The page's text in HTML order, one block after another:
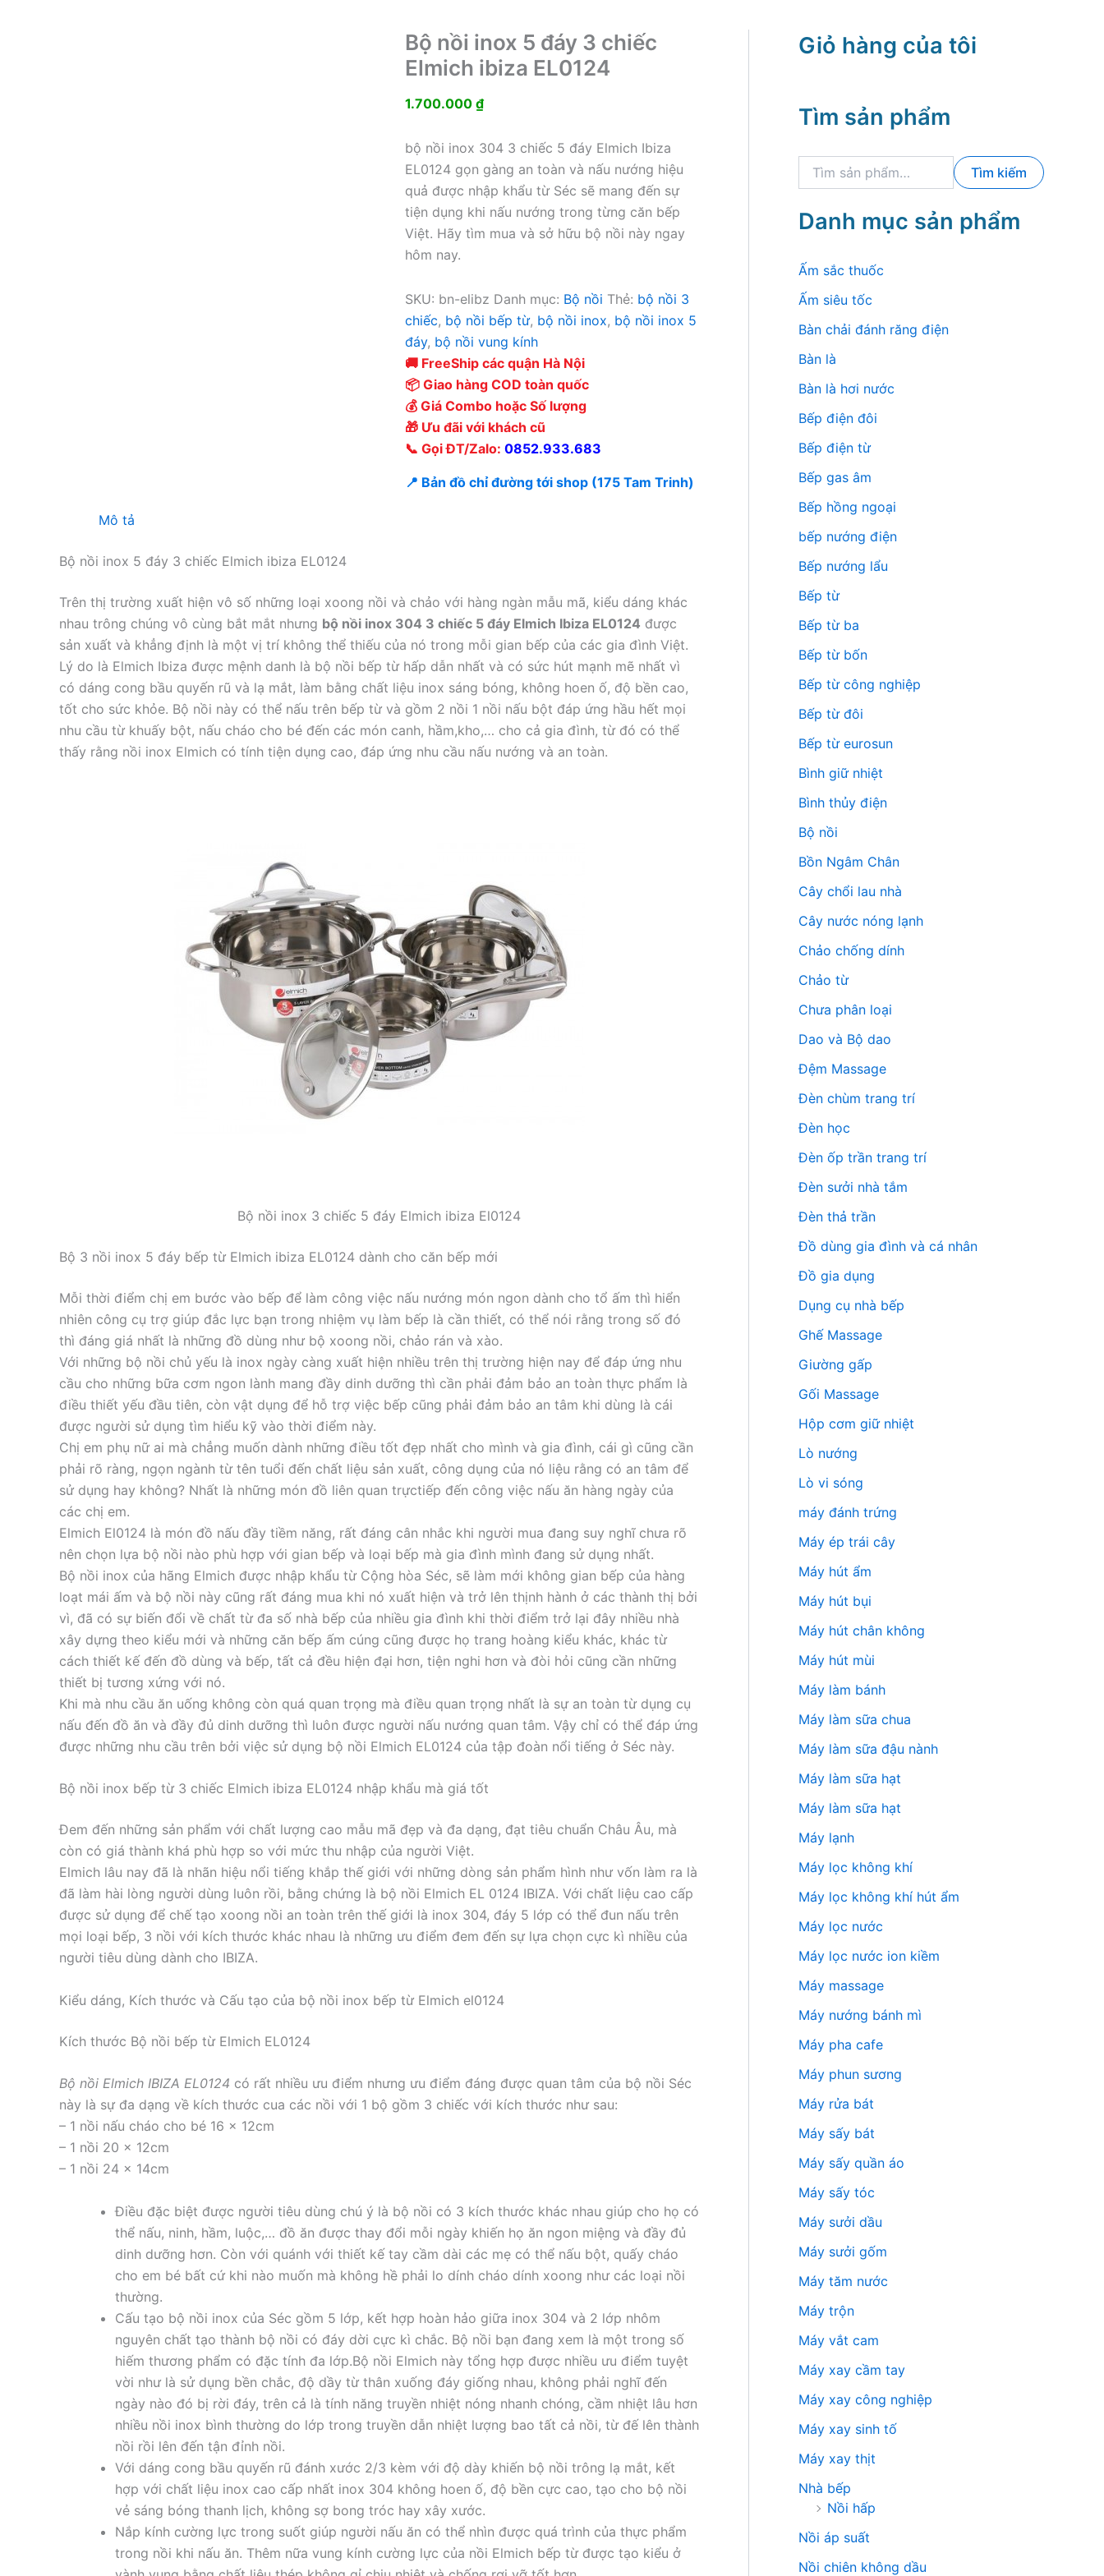
Bộ nồi inox 5 đáy 3 chiếc
Elmich ibiza EL0124
1.700.000 ₫
bộ nồi inox 304 3 chiếc 5 đáy Elmich Ibiza
EL0124 gọn gàng an toàn và nấu nướng hiệu
quả được nhập khẩu từ Séc sẽ mang đến sự
tiện dụng khi nấu nướng trong từng căn bếp
Việt. Hãy tìm mua và sở hữu bộ nồi này ngay
hôm nay.
SKU: bn-elibz Danh mục: Bộ nồi Thẻ: bộ nồi 3
chiếc, bộ nồi bếp từ, bộ nồi inox, bộ nồi inox 5
đáy, bộ nồi vung kính
🚚 FreeShip các quận Hà Nội
📦 Giao hàng COD toàn quốc
💰 Giá Combo hoặc Số lượng
🎁 Ưu đãi với khách cũ
📞 Gọi ĐT/Zalo: 0852.933.683
📍 Bản đồ chỉ đường tới shop (175 Tam Trinh)
Mô tả
Bộ nồi inox 5 đáy 3 chiếc Elmich ibiza EL0124
Trên thị trường xuất hiện vô số những loại xoong nồi và chảo với hàng ngàn mẫu mã, kiểu dáng khác
nhau trông chúng vô cùng bắt mắt nhưng bộ nồi inox 304 3 chiếc 5 đáy Elmich Ibiza EL0124 được
sản xuất và khẳng định là một vị trí không thể thiếu của nó trong mỗi gian bếp của các gia đình Việt.
Lý do là Elmich Ibiza được mệnh danh là bộ nồi bếp từ hấp dẫn nhất và có sức hút mạnh mẽ nhất vì
có dáng cong bầu quyến rũ và lạ mắt, làm bằng chất liệu inox sáng bóng, không hoen ố, độ bền cao,
tốt cho sức khỏe. Bộ nồi này có thể nấu trên bếp từ và gồm 2 nồi 1 nồi nấu bột đáp ứng hầu hết mọi
nhu cầu từ khuấy bột, nấu cháo cho bé đến các món canh, hầm,kho,… cho cả gia đình, từ đó có thể
thấy rằng nồi inox Elmich có tính tiện dụng cao, đáp ứng nhu cầu nấu nướng và an toàn.
Bộ nồi inox 3 chiếc 5 đáy Elmich ibiza El0124
Bộ 3 nồi inox 5 đáy bếp từ Elmich ibiza EL0124 dành cho căn bếp mới
Mỗi thời điểm chị em bước vào bếp để làm công việc nấu nướng món ngon dành cho tổ ấm thì hiển
nhiên công cụ trợ giúp đắc lực bạn trong nhiệm vụ làm bếp là cần thiết, có thể nói rằng trong số đó
thì đáng giá nhất là những đồ dùng như bộ xoong nồi, chảo rán và xào.
Với những bộ nồi chủ yếu là inox ngày càng xuất hiện nhiều trên thị trường hiện nay để đáp ứng nhu
cầu cho những bữa cơm ngon lành mang đầy dinh dưỡng thì cần phải đảm bảo an toàn thực phẩm là
điều thiết yếu đầu tiên, còn vật dụng để hỗ trợ việc bếp cũng phải đảm bảo an tâm khi dùng là cái
được người sử dụng tìm hiểu kỹ vào thời điểm này.
Chị em phụ nữ ai mà chẳng muốn dành những điều tốt đẹp nhất cho mình và gia đình, cái gì cũng cần
phải rõ ràng, ngọn ngành từ tên tuổi đến chất liệu sản xuất, công dụng của nó liệu rằng có an tâm để
sử dụng hay không? Nhất là những món đồ liên quan trựctiếp đến công việc nấu ăn hàng ngày của
các chị em.
Elmich El0124 là món đồ nấu đầy tiềm năng, rất đáng cân nhắc khi người mua đang suy nghĩ chưa rõ
nên chọn lựa bộ nồi nào phù hợp với gian bếp và loại bếp mà gia đình mình đang sử dụng nhất.
Bộ nồi inox của hãng Elmich được nhập khẩu từ Cộng hòa Séc, sẽ làm mới không gian bếp của hàng
loạt mái ấm và bộ nồi này cũng rất đáng mua khi nó xuất hiện và trở lên thịnh hành ở các thành thị bởi
vì, đã có sự biến đổi về chất từ đa số nhà bếp của nhiều gia đình khi thời điểm trở lại đây nhiều nhà
xây dựng theo kiểu mới và những căn bếp ấm cúng cũng được họ trang hoàng kiểu khác, khác từ
cách thiết kế đến đồ dùng và bếp, tất cả đều hiện đại hơn, tiện nghi hơn và đòi hỏi cũng cần những
thiết bị tương xứng với nó.
Khi mà nhu cầu ăn uống không còn quá quan trọng mà điều quan trọng nhất là sự an toàn từ dụng cụ
nấu đến đồ ăn và đầy đủ dinh dưỡng thì luôn được người nấu nướng quan tâm. Vậy chỉ có thể đáp ứng
được những nhu cầu trên bởi việc sử dụng bộ nồi Elmich EL0124 của tập đoàn nổi tiếng ở Séc này.
Bộ nồi inox bếp từ 3 chiếc Elmich ibiza EL0124 nhập khẩu mà giá tốt
Đem đến những sản phẩm với chất lượng cao mẫu mã đẹp và đa dạng, đạt tiêu chuẩn Châu Âu, mà
còn có giá thành khá phù hợp so với mức thu nhập của người Việt.
Elmich lâu nay đã là nhãn hiệu nổi tiếng khắp thế giới với những dòng sản phẩm hình như vốn làm ra là
đã làm hài lòng người dùng luôn rồi, bằng chứng là bộ nồi Elmich EL 0124 IBIZA. Với chất liệu cao cấp
được sử dụng để chế tạo xoong nồi an toàn trên thế giới là inox 304, đáy 5 lớp có thể đun nấu trên
mọi loại bếp, 3 nồi với kích thước khác nhau là những ưu điểm đem đến sự lựa chọn cực kì nhiều của
người tiêu dùng dành cho IBIZA.
Kiểu dáng, Kích thước và Cấu tạo của bộ nồi inox bếp từ Elmich el0124
Kích thước Bộ nồi bếp từ Elmich EL0124
Bộ nồi Elmich IBIZA EL0124 có rất nhiều ưu điểm nhưng ưu điểm đáng được quan tâm của bộ nồi Séc
này là sự đa dạng về kích thước cua các nồi với 1 bộ gồm 3 chiếc với kích thước như sau:
– 1 nồi nấu cháo cho bé 16 x 12cm
– 1 nồi 20 x 12cm
– 1 nồi 24 x 14cm
Điều đặc biệt được người tiêu dùng chú ý là bộ nồi có 3 kích thước khác nhau giúp cho họ có
thể nấu, ninh, hầm, luộc,… đồ ăn được thay đổi mỗi ngày khiến họ ăn ngon miệng và đầy đủ
dinh dưỡng hơn. Còn với quánh với thiết kế tay cầm dài các mẹ có thể nấu bột, quấy cháo
cho em bé bất cứ khi nào muốn mà không hề phải lo dính cháo dính xoong như các loại nồi
thường.
Cấu tạo bộ nồi inox của Séc gồm 5 lớp, kết hợp hoàn hảo giữa inox 304 và 2 lớp nhôm
nguyên chất tạo thành bộ nồi có đáy dời cực kì chắc. Bộ nồi bạn đang xem là một trong số
hiếm thương phẩm có đặc tính đa lớp.Bộ nồi Elmich này tổng hợp được nhiều ưu điểm tuyệt
vời như là sử dụng bền chắc, độ dầy từ thân xuống đáy giống nhau, không phải nghĩ đến
ngày nào đó bị rời đáy, trên cả là tính năng truyền nhiệt nóng nhanh chóng, cầm nhiệt lâu hơn
nhiều nồi inox bình thường do lớp trong truyền dẫn nhiệt lượng bao tất cả nồi, từ đế lên thành
nồi rồi lên đến tận đỉnh nồi.
Với dáng cong bầu quyến rũ đánh xước 2/3 kèm với độ dày khiến bộ nồi trông lạ mắt, kết
hợp với chất liệu inox cao cấp nhất inox 304 không hoen ố, độ bền cực cao, tạo cho bộ nồi
vẻ sáng bóng thanh lịch, không sợ bong tróc hay xây xước.
Nắp kính cường lực trong suốt giúp người nấu ăn có thể nhìn được quá trình của thực phẩm
trong nồi khi nấu ăn. Thêm nữa vung kính cường lực của nồi Elmich bếp từ được tạo kiểu ở
Giỏ hàng của tôi
Tìm sản phẩm
k
m
:
Tìm kiếm
Danh mục sản phẩm
Ấm sắc thuốc
Ấm siêu tốc
Bàn chải đánh răng điện
Bàn là
Bàn là hơi nước
Bếp điện đôi
Bếp điện từ
Bếp gas âm
Bếp hồng ngoại
bếp nướng điện
Bếp nướng lẩu
Bếp từ
Bếp từ ba
Bếp từ bốn
Bếp từ công nghiệp
Bếp từ đôi
Bếp từ eurosun
Bình giữ nhiệt
Bình thủy điện
Bộ nồi
Bồn Ngâm Chân
Cây chổi lau nhà
Cây nước nóng lạnh
Chảo chống dính
Chảo từ
Chưa phân loại
Dao và Bộ dao
Đệm Massage
Đèn chùm trang trí
Đèn học
Đèn ốp trần trang trí
Đèn sưởi nhà tắm
Đèn thả trần
Đồ dùng gia đình và cá nhân
Đồ gia dụng
Dụng cụ nhà bếp
Ghế Massage
Giường gấp
Gối Massage
Hộp cơm giữ nhiệt
Lò nướng
Lò vi sóng
máy đánh trứng
Máy ép trái cây
Máy hút ẩm
Máy hút bụi
Máy hút chân không
Máy hút mùi
Máy làm bánh
Máy làm sữa chua
Máy làm sữa đậu nành
Máy làm sữa hạt
Máy làm sữa hạt
Máy lạnh
Máy lọc không khí
Máy lọc không khí hút ẩm
Máy lọc nước
Máy lọc nước ion kiềm
Máy massage
Máy nướng bánh mì
Máy pha cafe
Máy phun sương
Máy rửa bát
Máy sấy bát
Máy sấy quần áo
Máy sấy tóc
Máy sưởi dầu
Máy sưởi gốm
Máy tăm nước
Máy trộn
Máy vắt cam
Máy xay cầm tay
Máy xay công nghiệp
Máy xay sinh tố
Máy xay thịt
Nhà bếp
Nồi hấp
Nồi áp suất
Nồi chiên không dầu